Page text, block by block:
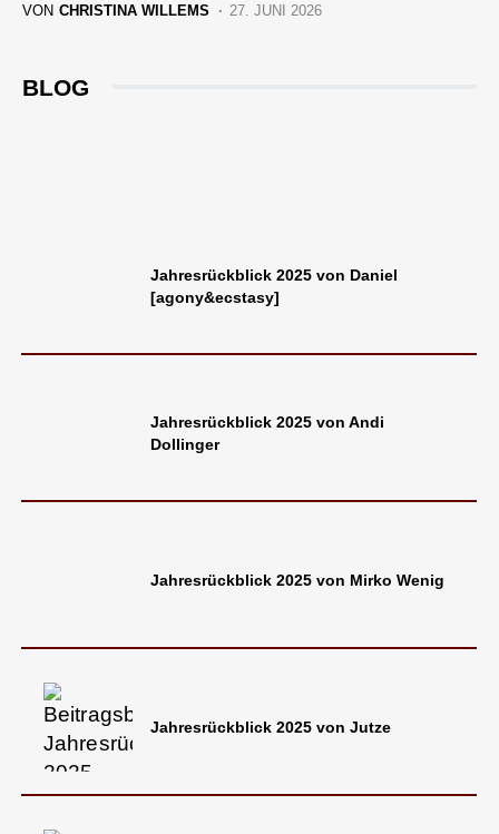
VON CHRISTINA WILLEMS 27. JUNI 2026
BLOG
Jahresrückblick 2025 von Daniel
[agony&ecstasy]
Jahresrückblick 2025 von Andi
Dollinger
Jahresrückblick 2025 von Mirko Wenig
Jahresrückblick 2025 von Jutze